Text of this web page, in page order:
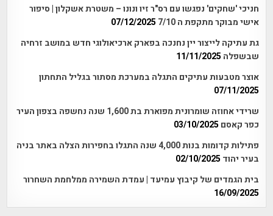
חניכי 'שחקים' נפגשו עם רס"ר זיו ונונו – משטרת אשקלון | סיפור
אישי מבוקר מתקפת ה 7/10
07/12/2025
גת עתיקה לייצור יין נחנכה בפארק ארכיאולוגי חדש במושב זרחיה
שבשפלה 11/11/2025
אוצר מטבעות עתיקים התגלה במערכת מסתור בגליל התחתון
07/11/2025
שרידי אחוזה שומרונית מפוארת בת 1,600 שנה נחשפה בצפון העיר
כפר קאסם 03/10/2025
פתילות קדומות בנות 4,000 שנה התגלו בחפירות הצלה באתר בניה
בעיר יהוד 02/10/2025
בית הגמדים של קיבוץ עמיעד | עמדת השמירה ממלחמת השחרור
16/09/2025